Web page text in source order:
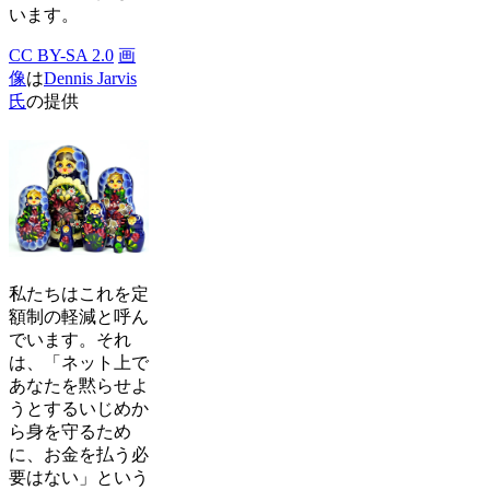
います。
CC BY-SA 2.0 画
像はDennis Jarvis
氏の提供
私たちはこれを定
額制の軽減と呼ん
でいます。それ
は、「ネット上で
あなたを黙らせよ
うとするいじめか
ら身を守るため
に、お金を払う必
要はない」という